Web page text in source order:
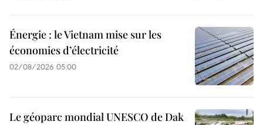
Énergie : le Vietnam mise sur les
économies d’électricité
02/08/2026 05:00
Le géoparc mondial UNESCO de Dak